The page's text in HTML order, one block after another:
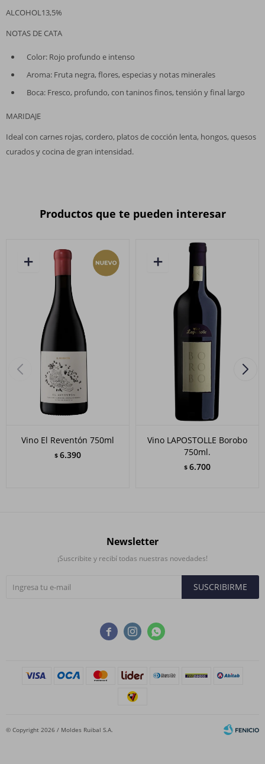
ALCOHOL13,5%
NOTAS DE CATA
Color: Rojo profundo e intenso
Aroma: Fruta negra, flores, especias y notas minerales
Boca: Fresco, profundo, con taninos finos, tensión y final largo
MARIDAJE
Ideal con carnes rojas, cordero, platos de cocción lenta, hongos, quesos
curados y cocina de gran intensidad.
Productos que te pueden interesar
Vino El Reventón 750ml
$ 6.390
Vino LAPOSTOLLE Borobo
750ml.
$ 6.700
  
Newsletter
¡Suscribite y recibí todas nuestras novedades!
SUSCRIBIRME
© Copyright 2026 / Moldes Ruibal S.A.